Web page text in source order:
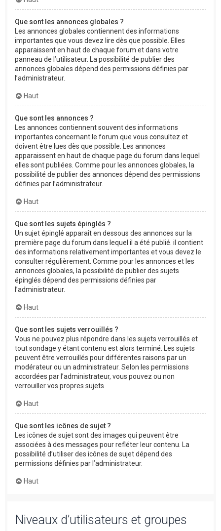
Que sont les annonces globales ?
Les annonces globales contiennent des informations
importantes que vous devez lire dès que possible. Elles
apparaissent en haut de chaque forum et dans votre
panneau de l’utilisateur. La possibilité de publier des
annonces globales dépend des permissions définies par
l’administrateur.
Haut
Que sont les annonces ?
Les annonces contiennent souvent des informations
importantes concernant le forum que vous consultez et
doivent être lues dès que possible. Les annonces
apparaissent en haut de chaque page du forum dans lequel
elles sont publiées. Comme pour les annonces globales, la
possibilité de publier des annonces dépend des permissions
définies par l’administrateur.
Haut
Que sont les sujets épinglés ?
Un sujet épinglé apparaît en dessous des annonces sur la
première page du forum dans lequel il a été publié. il contient
des informations relativement importantes et vous devez le
consulter régulièrement. Comme pour les annonces et les
annonces globales, la possibilité de publier des sujets
épinglés dépend des permissions définies par
l’administrateur.
Haut
Que sont les sujets verrouillés ?
Vous ne pouvez plus répondre dans les sujets verrouillés et
tout sondage y étant contenu est alors terminé. Les sujets
peuvent être verrouillés pour différentes raisons par un
modérateur ou un administrateur. Selon les permissions
accordées par l’administrateur, vous pouvez ou non
verrouiller vos propres sujets.
Haut
Que sont les icônes de sujet ?
Les icônes de sujet sont des images qui peuvent être
associées à des messages pour refléter leur contenu. La
possibilité d’utiliser des icônes de sujet dépend des
permissions définies par l’administrateur.
Haut
Niveaux d’utilisateurs et groupes